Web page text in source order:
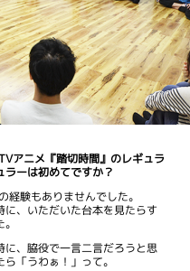
アニメ『踏切時間』のレギュラ
ーは初めてですか？
経験もありませんでした。
、いただいた台本を見たらす
、脇役で一言二言だろうと思
「うわぁ！」って。